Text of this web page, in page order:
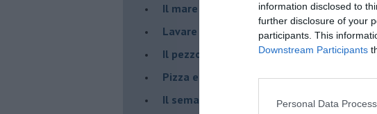
information disclosed to
further disclosure of your
participants. This
Downstream Participants
Personal Data
​Il mare d’autunno
​Lavare la coscienza
​Il pezzo di legno
​Pizza e birra
​Il semaforo rosso